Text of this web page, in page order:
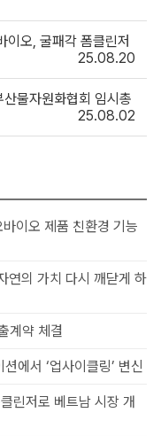
이오 제품 친환경 기능
연의 가치 다시 깨닫게 하
계약 체결
에서 ‘업사이클링’ 변신
클린저로 베트남 시장 개
이오, 굴패각 폼클린저
25.08.20
물자원화협회 임시총
25.08.02